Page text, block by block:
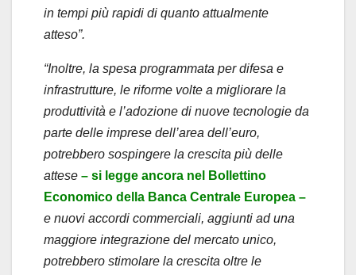
in tempi più rapidi di quanto attualmente
atteso”.
“Inoltre, la spesa programmata per difesa e
infrastrutture, le riforme volte a migliorare la
produttività e l’adozione di nuove tecnologie da
parte delle imprese dell’area dell’euro,
potrebbero sospingere la crescita più delle
attese – si legge ancora nel Bollettino
Economico della Banca Centrale Europea –
e nuovi accordi commerciali, aggiunti ad una
maggiore integrazione del mercato unico,
potrebbero stimolare la crescita oltre le